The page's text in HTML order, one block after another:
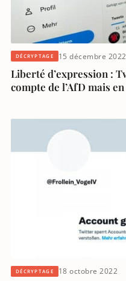
DÉCRYPTAGE 15 décembre 2022
Liberté d’expression :
compte de l’AfD mais
DÉCRYPTAGE 18 octobre 2022